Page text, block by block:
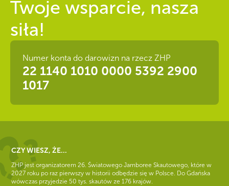
Twoje wsparcie, nasza
siła!
Numer konta do darowizn na rzecz ZHP
22 1140 1010 0000 5392 2900
1017
CZY WIESZ, ŻE...
ZHP jest organizatorem 26. Światowego Jamboree Skautowego, które w
2027 roku po raz pierwszy w historii odbędzie się w Polsce. Do Gdańska
wówczas przyjedzie 50 tys. skautów ze 176 krajów.